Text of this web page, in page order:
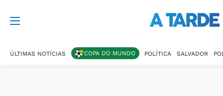
ÚLTIMAS NOTÍCIAS COPA DO MUNDO POLÍTICA SALVADOR